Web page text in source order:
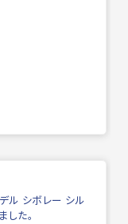
シボレー シル
した。